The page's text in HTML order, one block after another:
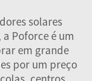
solares
Poforce é um
em grande
por um preço